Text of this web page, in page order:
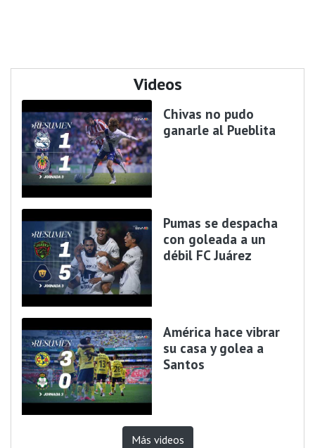
Videos
Chivas no pudo
ganarle al Pueblita
Pumas se despacha
con goleada a un
débil FC Juárez
América hace vibrar
su casa y golea a
Santos
Más videos